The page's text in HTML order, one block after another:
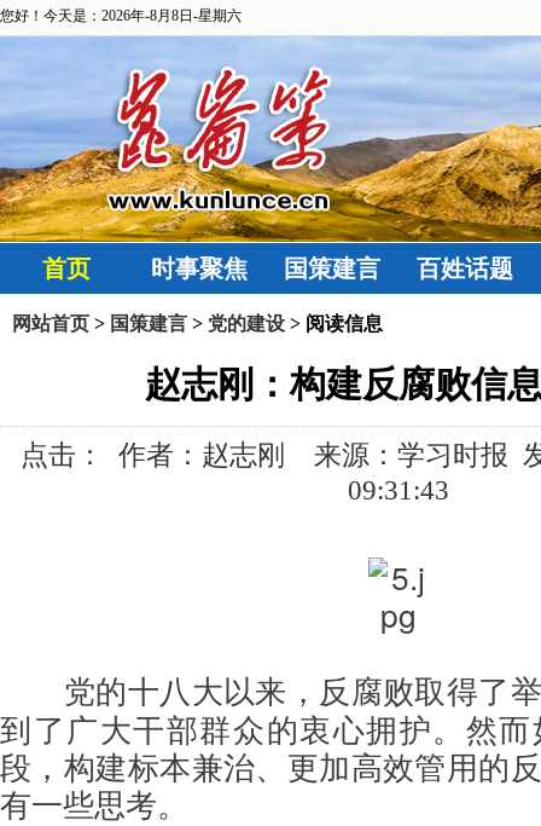
您好！今天是：2026年-8月8日-星期六
首页 时事聚焦 国策建言 百姓话题
网站首页 > 国策建言 > 党的建设 > 阅读信息
赵志刚：构建反腐败信
点击：
作者：赵志刚 来源：学习时报
09:31:43
党的十八大以来，反腐败取得了
到了广大干部群众的衷心拥护。然
段，构建标本兼治、更加高效管用的
有一些思考。